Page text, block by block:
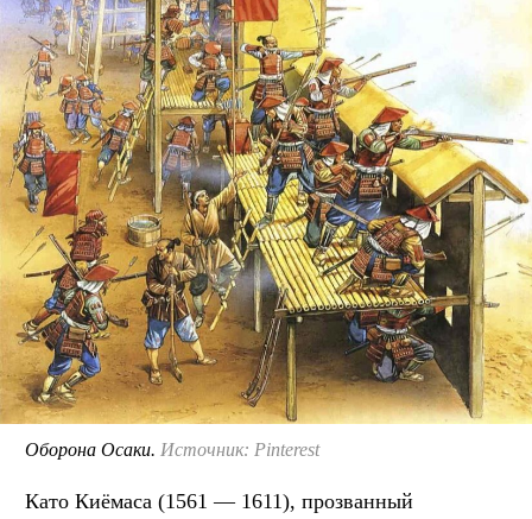
Оборона Осаки. Источник: Pinterest
Като Киёмаса (1561 — 1611), прозванный